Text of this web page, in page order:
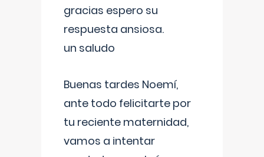
gracias espero su
respuesta ansiosa.
un saludo
Buenas tardes Noemí,
ante todo felicitarte por
tu reciente maternidad,
vamos a intentar